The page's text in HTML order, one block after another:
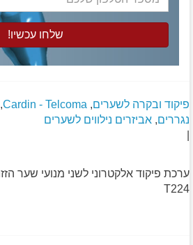
הטלפון
שלכם
פיקוד ובקרה לשערים,
Cardin - Telcoma
,
נגררים, אביזרים נילווים לשערים
T224